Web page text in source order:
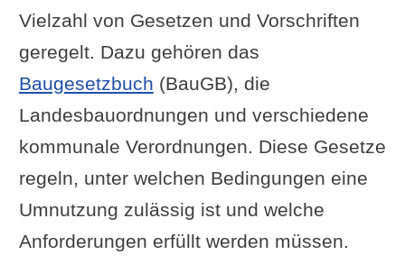
Vielzahl von Gesetzen und Vorschriften
geregelt. Dazu gehören das
Baugesetzbuch (BauGB), die
Landesbauordnungen und verschiedene
kommunale Verordnungen. Diese Gesetze
regeln, unter welchen Bedingungen eine
Umnutzung zulässig ist und welche
Anforderungen erfüllt werden müssen.